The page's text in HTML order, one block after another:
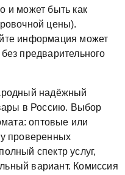
и может быть как
цены).
информация может
предварительного
надёжный
в Россию. Выбор
оптовые или
проверенных
спектр услуг,
вариант. Комиссия